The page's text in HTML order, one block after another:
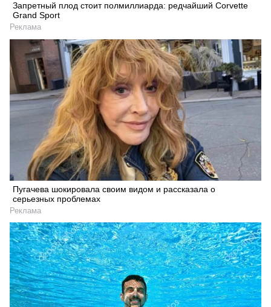
Запретный плод стоит полмиллиарда: редчайший Corvette
Grand Sport
Реклама
Пугачева шокировала своим видом и рассказала о
серьезных проблемах
Реклама